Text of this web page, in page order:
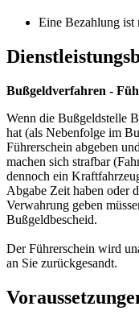
Eine Bezahlung ist
Bußgeldverfahren -
Wenn die Bußgeldstelle
hat (als Nebenfolge im
Führerschein abgeben
machen sich strafbar
dennoch ein
Abgabe Zeit haben oder
Verwahrung geben
Bußgeldbescheid.
Der Führerschein wird
an Sie zurückgesandt.